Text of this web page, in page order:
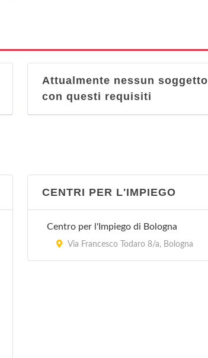
Attualmente nessun soggetto
con questi requisiti
CENTRI PER L'IMPIEGO
Centro per l'Impiego di Bologna
Via Francesco Todaro 8/a, Bologna